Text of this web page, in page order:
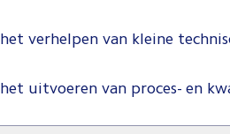
het verhelpen van kleine
het uitvoeren van proces- en